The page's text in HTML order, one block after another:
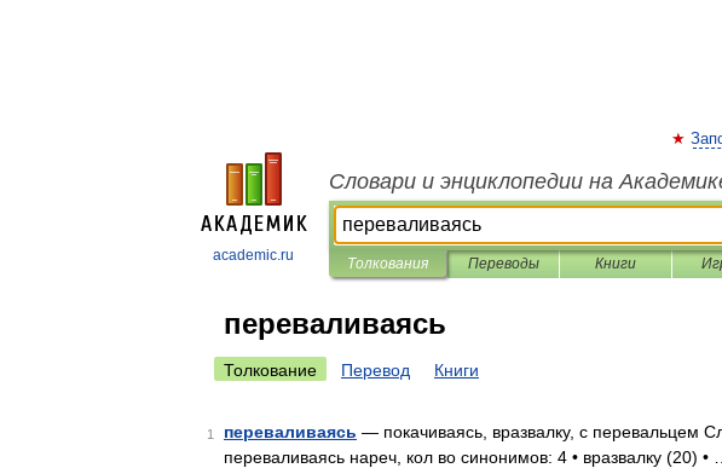
academic.ru
Словари и энциклопедии на
Толкования Переводы Книги
переваливаясь
Толкование Перевод Книги
1 переваливаясь — покачиваясь, вразвалку, с перевальцем
переваливаясь нареч, кол во синонимов: 4 • вразвалку (20) • …